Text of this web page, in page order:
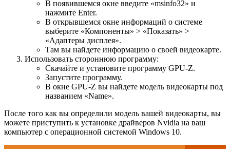
В появившемся окне введите «msinfo32» и
нажмите Enter.
В открывшемся окне информаций о системе
выберите «Компоненты» > «Показать» >
«Адаптеры дисплея».
Там вы найдете информацию о своей видеокарте.
Использовать стороннюю программу:
Скачайте и установите программу GPU-Z.
Запустите программу.
В окне GPU-Z вы найдете модель видеокарты под
названием «Name».
После того как вы определили модель вашей видеокарты, вы
можете приступить к установке драйверов Nvidia на ваш
компьютер с операционной системой Windows 10.